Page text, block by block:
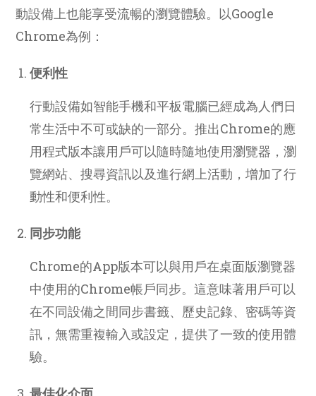
動設備上也能享受流暢的瀏覽體驗。以Google
Chrome為例：
便利性
行動設備如智能手機和平板電腦已經成為人們日
常生活中不可或缺的一部分。推出Chrome的應
用程式版本讓用戶可以隨時隨地使用瀏覽器，瀏
覽網站、搜尋資訊以及進行網上活動，增加了行
動性和便利性。
同步功能
Chrome的App版本可以與用戶在桌面版瀏覽器
中使用的Chrome帳戶同步。這意味著用戶可以
在不同設備之間同步書籤、歷史記錄、密碼等資
訊，無需重複輸入或設定，提供了一致的使用體
驗。